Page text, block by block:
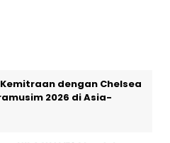
Kemitraan dengan Chelsea
2026 di Asia-